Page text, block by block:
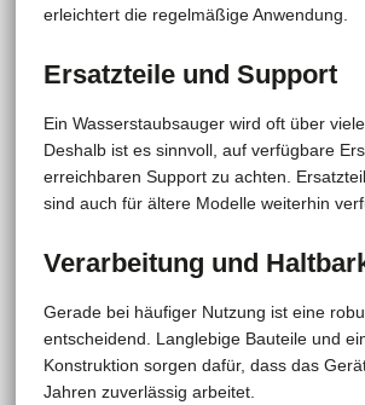
erleichtert die regelmäßige Anwendung.
Ersatzteile und Support
Ein Wasserstaubsauger wird oft über
Deshalb ist es sinnvoll, auf verfügbare
erreichbaren Support zu achten.
sind auch für ältere Modelle weiterhin
Verarbeitung und
Gerade bei häufiger Nutzung ist eine
entscheidend. Langlebige Bauteile und
Konstruktion sorgen dafür, dass das
Jahren zuverlässig arbeitet.